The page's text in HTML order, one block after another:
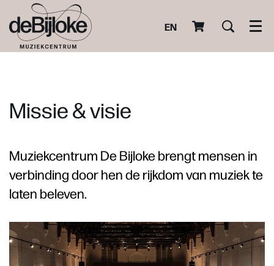
EN
Missie & visie
Muziekcentrum De Bijloke brengt mensen in
verbinding door hen de rijkdom van muziek te
laten beleven.